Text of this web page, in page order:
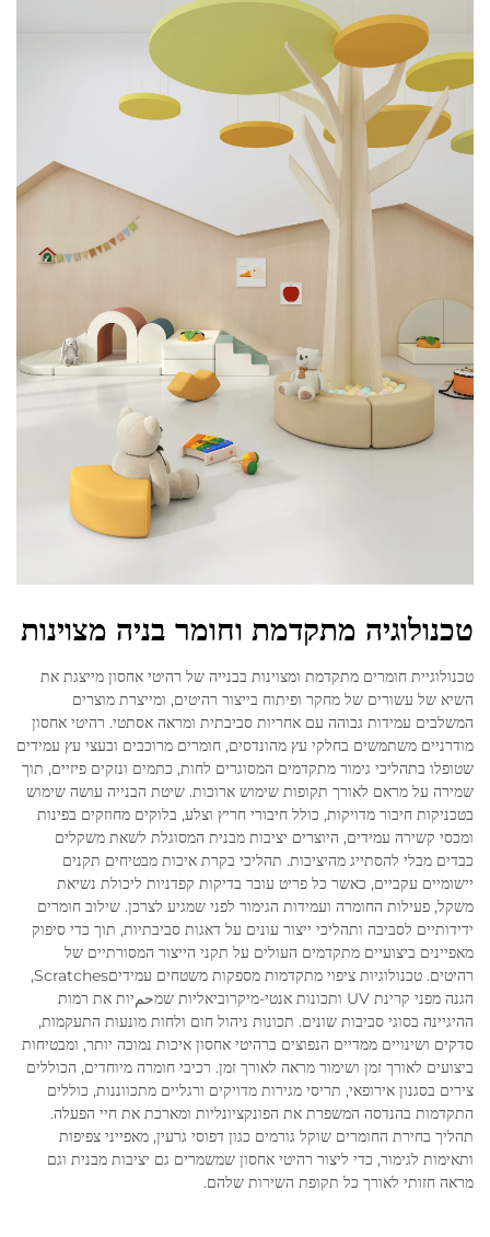
טכנולוגיה מתקדמת וחומר בניה מצוינות
טכנולוגיית חומרים מתקדמת ומצוינות בבנייה של רהיטי אחסון מייצגת את
השיא של עשורים של מחקר ופיתוח בייצור רהיטים, ומייצרת מוצרים
המשלבים עמידות גבוהה עם אחריות סביבתית ומראה אסתטי. רהיטי אחסון
מודרניים משתמשים בחלקי עץ מהונדסים, חומרים מרוכבים ובעצי עץ עמידים
שטופלו בתהליכי גימור מתקדמים המסוגרים לחות, כתמים ונזקים פיזיים, תוך
שמירה על מראם לאורך תקופות שימוש ארוכות. שיטת הבנייה עושה שימוש
בטכניקות חיבור מדויקות, כולל חיבורי חריץ וצלע, בלוקים מחוזקים בפינות
ומכסי קשירה עמידים, היוצרים יציבות מבנית המסוגלת לשאת משקלים
כבדים מבלי להסתייג מהיציבות. תהליכי בקרת איכות מבטיחים תקנים
יישומיים עקביים, כאשר כל פריט עובר בדיקות קפדניות ליכולת נשיאת
משקל, פעילות החומרה ועמידות הגימור לפני שמגיע לצרכן. שילוב חומרים
ידידותיים לסביבה ותהליכי ייצור עונים על דאגות סביבתיות, תוך כדי סיפוק
מאפיינים ביצועיים מתקדמים העולים על תקני הייצור המסורתיים של
רהיטים. טכנולוגיות ציפוי מתקדמות מספקות משטחים עמידיםScratches,
הגנה מפני קרינת UV ותכונות אנטי-מיקרוביאליות שמحمיות את רמות
ההיגיינה בסוגי סביבות שונים. תכונות ניהול חום ולחות מונעות התעקמות,
סדקים ושינויים ממדיים הנפוצים ברהיטי אחסון איכות נמוכה יותר, ומבטיחות
ביצועים לאורך זמן ושימור מראה לאורך זמן. רכיבי חומרה מיוחדים, הכוללים
צירים בסגנון אירופאי, תריסי מגירות מדויקים ורגליים מתכווננות, כוללים
התקדמות בהנדסה המשפרת את הפונקציונליות ומארכת את חיי הפעלה.
תהליך בחירת החומרים שוקל גורמים כגון דפוסי גרעין, מאפייני צפיפות
ותאימות לגימור, כדי ליצור רהיטי אחסון שמשמרים גם יציבות מבנית וגם
מראה חזותי לאורך כל תקופת השירות שלהם.